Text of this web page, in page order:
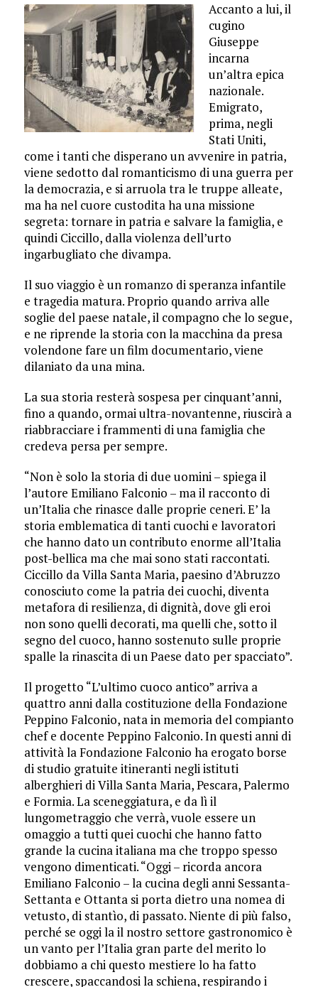
Accanto a lui, il
cugino
Giuseppe
incarna
un’altra epica
nazionale.
Emigrato,
prima, negli
Stati Uniti,
come i tanti che disperano un avvenire in patria,
viene sedotto dal romanticismo di una guerra per
la democrazia, e si arruola tra le truppe alleate,
ma ha nel cuore custodita ha una missione
segreta: tornare in patria e salvare la famiglia, e
quindi Ciccillo, dalla violenza dell’urto
ingarbugliato che divampa.
Il suo viaggio è un romanzo di speranza infantile
e tragedia matura. Proprio quando arriva alle
soglie del paese natale, il compagno che lo segue,
e ne riprende la storia con la macchina da presa
volendone fare un film documentario, viene
dilaniato da una mina.
La sua storia resterà sospesa per cinquant’anni,
fino a quando, ormai ultra-novantenne, riuscirà a
riabbracciare i frammenti di una famiglia che
credeva persa per sempre.
“Non è solo la storia di due uomini – spiega il
l’autore Emiliano Falconio – ma il racconto di
un’Italia che rinasce dalle proprie ceneri. E’ la
storia emblematica di tanti cuochi e lavoratori
che hanno dato un contributo enorme all’Italia
post-bellica ma che mai sono stati raccontati.
Ciccillo da Villa Santa Maria, paesino d’Abruzzo
conosciuto come la patria dei cuochi, diventa
metafora di resilienza, di dignità, dove gli eroi
non sono quelli decorati, ma quelli che, sotto il
segno del cuoco, hanno sostenuto sulle proprie
spalle la rinascita di un Paese dato per spacciato”.
Il progetto “L’ultimo cuoco antico” arriva a
quattro anni dalla costituzione della Fondazione
Peppino Falconio, nata in memoria del compianto
chef e docente Peppino Falconio. In questi anni di
attività la Fondazione Falconio ha erogato borse
di studio gratuite itineranti negli istituti
alberghieri di Villa Santa Maria, Pescara, Palermo
e Formia. La sceneggiatura, e da lì il
lungometraggio che verrà, vuole essere un
omaggio a tutti quei cuochi che hanno fatto
grande la cucina italiana ma che troppo spesso
vengono dimenticati. “Oggi – ricorda ancora
Emiliano Falconio – la cucina degli anni Sessanta-
Settanta e Ottanta si porta dietro una nomea di
vetusto, di stantìo, di passato. Niente di più falso,
perché se oggi la il nostro settore gastronomico è
un vanto per l’Italia gran parte del merito lo
dobbiamo a chi questo mestiere lo ha fatto
crescere, spaccandosi la schiena, respirando i